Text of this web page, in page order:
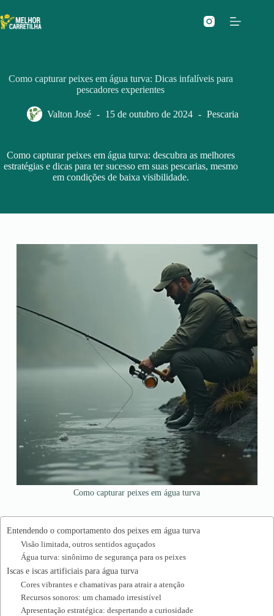
para
o
Como capturar peixes em água turva: Dicas infalíveis para
pescadores experientes
Valton José 15 de outubro de 2024 Pescaria
Como capturar peixes em água turva: descubra as melhores
estratégias e dicas para ter sucesso em suas pescarias, mesmo
em condições de baixa visibilidade.
Como capturar peixes em água turva
Entendendo o comportamento dos peixes em água turva
Visão limitada, outros sentidos aguçados
Água turva: sinônimo de segurança para os peixes
Iscas e iscas artificiais para água turva
Cores vibrantes e chamativas para atrair a atenção
Recursos sonoros: um chamado irresistível
Apresentação estratégica: despertando a curiosidade